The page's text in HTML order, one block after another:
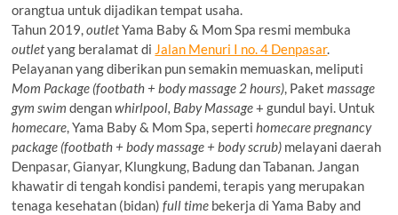
orangtua untuk dijadikan tempat usaha.
Tahun 2019,outletYama Baby & Mom Spa resmi membuka
outletyang beralamat di Jalan Menuri I no. 4 Denpasar.
Pelayanan yang diberikan pun semakin memuaskan, meliputi
Mom Package (footbath + body massage 2 hours), Paketmassage
gym swim denganwhirlpool, Baby Massage+ gundul bayi. Untuk
homecare, Yama Baby & Mom Spa, sepertihomecare pregnancy
package (footbath + body massage + body scrub) melayani daerah
Denpasar, Gianyar, Klungkung, Badung dan Tabanan. Jangan
khawatir di tengah kondisi pandemi, terapis yang merupakan
tenaga kesehatan (bidan)full time bekerja di Yama Baby and